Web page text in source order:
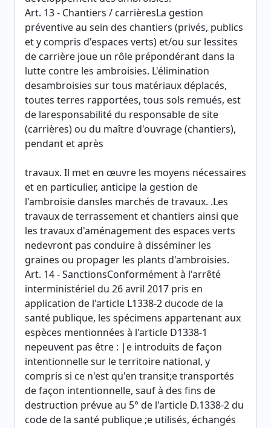
Art. 13 - Chantiers / carrièresLa gestion
préventive au sein des chantiers (privés, publics
et y compris d'espaces verts) et/ou sur lessites
de carrière joue un rôle prépondérant dans la
lutte contre les ambroisies. L'élimination
desambroisies sur tous matériaux déplacés,
toutes terres rapportées, tous sols remués, est
de laresponsabilité du responsable de site
(carrières) ou du maître d'ouvrage (chantiers),
pendant et après
travaux. Il met en œuvre les moyens nécessaires
et en particulier, anticipe la gestion de
l'ambroisie dansles marchés de travaux. .Les
travaux de terrassement et chantiers ainsi que
les travaux d'aménagement des espaces verts
nedevront pas conduire à disséminer les
graines ou propager les plants d'ambroisies.
Art. 14 - SanctionsConformément à l'arrêté
interministériel du 26 avril 2017 pris en
application de l'article L1338-2 ducode de la
santé publique, les spécimens appartenant aux
espèces mentionnées à l'article D1338-1
nepeuvent pas être : |e introduits de façon
intentionnelle sur le territoire national, y
compris si ce n'est qu'en transit;e transportés
de façon intentionnelle, sauf à des fins de
destruction prévue au 5° de l'article D.1338-2 du
code de la santé publique ;e utilisés, échangés